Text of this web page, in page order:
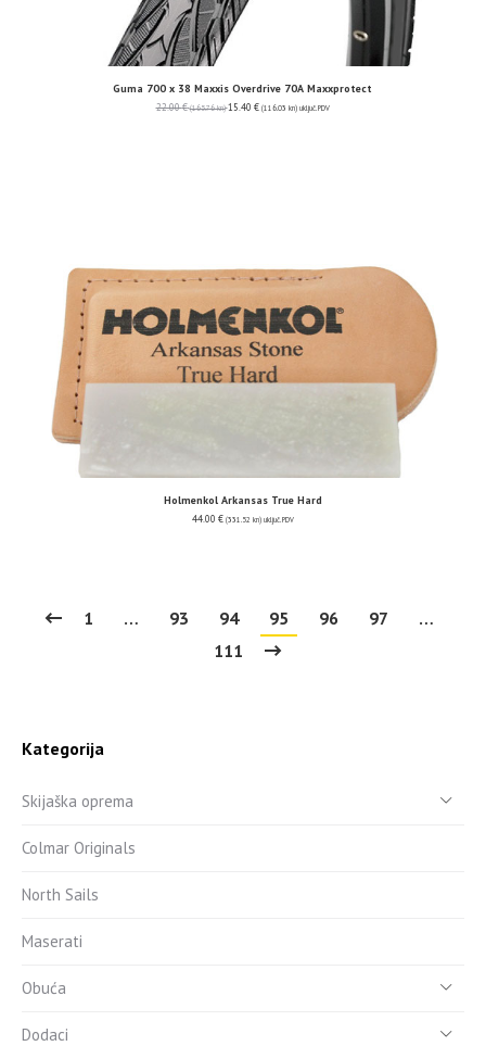
Guma 700 x 38 Maxxis Overdrive 70A Maxxprotect
22.00€ (165.76 kn) 15.40 € (116.03 kn) uključ. PDV
Holmenkol Arkansas True Hard
44.00 € (331.52 kn) uključ. PDV
1 … 93 94 95 96 97
…
111
Kategorija
Skijaška oprema
Colmar Originals
North Sails
Maserati
Obuća
Dodaci